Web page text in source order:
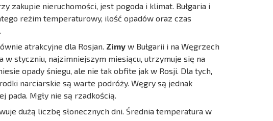
zakupie nieruchomości, jest pogoda i klimat. Bułgaria i
reżim temperaturowy, ilość opadów oraz czas
atrakcyjne dla Rosjan. Zimy w Bułgarii i na Węgrzech
styczniu, najzimniejszym miesiącu, utrzymuje się na
opady śniegu, ale nie tak obfite jak w Rosji. Dla tych,
narciarskie są warte podróży. Węgry są jednak
Mgły nie są rzadkością.
dużą liczbę słonecznych dni. Średnia temperatura w